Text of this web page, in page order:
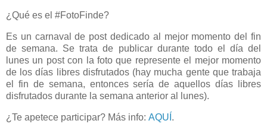
¿Qué es el #FotoFinde?
Es un carnaval de post dedicado al mejor momento del fin
de semana. Se trata de publicar durante todo el día del
lunes un post con la foto que represente el mejor momento
de los días libres disfrutados (hay mucha gente que trabaja
el fin de semana, entonces sería de aquellos días libres
disfrutados durante la semana anterior al lunes).
¿Te apetece participar? Más info: AQUÍ .